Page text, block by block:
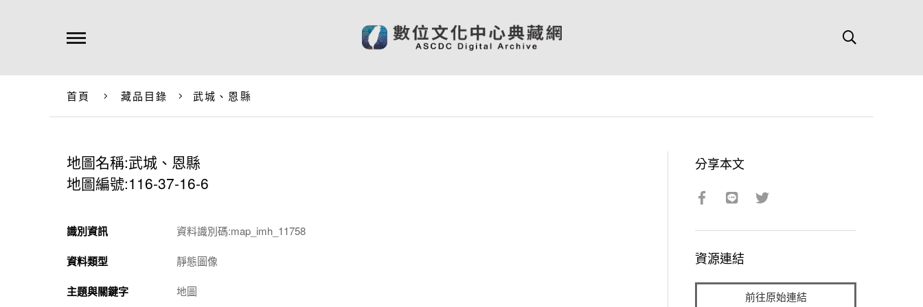
首頁 藏品目錄 武城、恩縣
地圖名稱:武城、恩縣
地圖編號:116-37-16-6
識別資訊 資料識別碼:map_imh_11758
資料類型 靜態圖像
主題與關鍵字 地圖
分享本文
資源連結
前往原始連結